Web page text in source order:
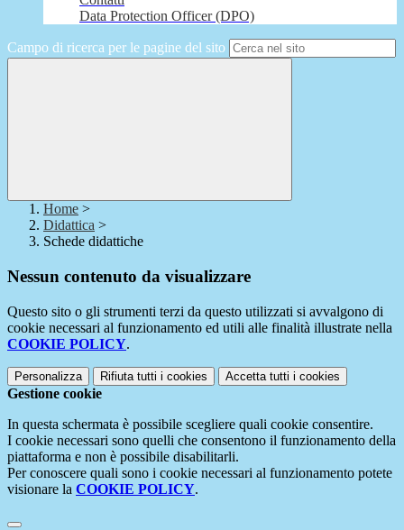
Data Protection Officer (DPO)
Campo di ricerca per le pagine del sito
Home >
Didattica >
Schede didattiche
Nessun contenuto da visualizzare
Questo sito o gli strumenti terzi da questo utilizzati si avvalgono di
cookie necessari al funzionamento ed utili alle finalità illustrate nella
COOKIE POLICY.
Personalizza Rifiuta tutti i cookies Accetta tutti i cookies
Gestione cookie
In questa schermata è possibile scegliere quali cookie consentire.
I cookie necessari sono quelli che consentono il funzionamento della
piattaforma e non è possibile disabilitarli.
Per conoscere quali sono i cookie necessari al funzionamento potete
visionare la COOKIE POLICY.